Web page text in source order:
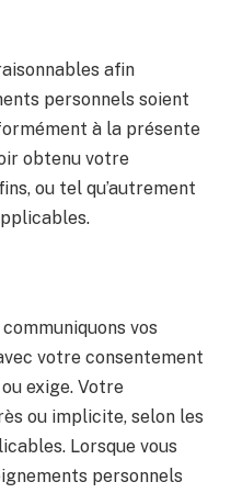
afin
personnels soient
à la présente
obtenu votre
ou tel qu’autrement
vos
votre consentement
exige. Votre
ou implicite, selon les
Lorsque vous
personnels